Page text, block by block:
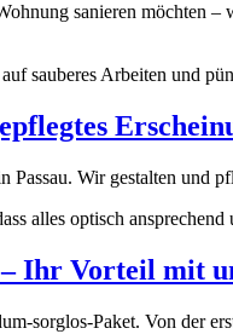
sanieren möchten
sauberes Arbeiten und
Wir gestalten und
alles optisch
Ihr Vorteil mit
sorglos-Paket. Von der